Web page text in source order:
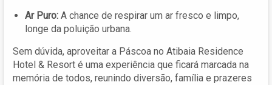
Ar Puro: A chance de respirar um ar fresco e limpo,
longe da poluição urbana.
Sem dúvida, aproveitar a Páscoa no Atibaia Residence
Hotel & Resort é uma experiência que ficará marcada na
memória de todos, reunindo diversão, família e prazeres